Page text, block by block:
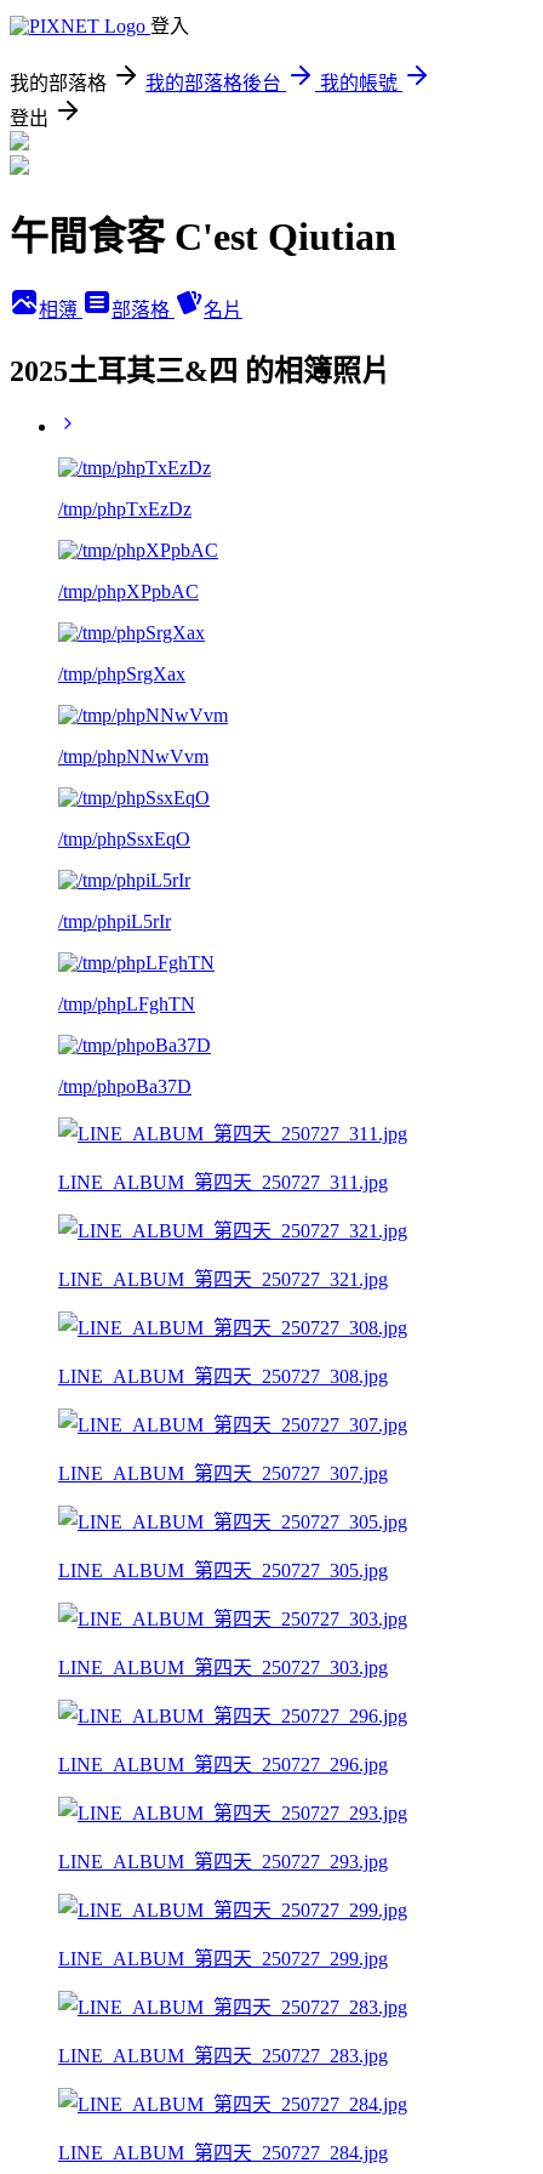
登入
我的部落格 我的部落格後台
我的帳號
登出
午間食客 C'est Qiutian
相簿 部落格 名片
2025土耳其三&四 的相簿照片
/tmp/phpTxEzDz
/tmp/phpXPpbAC
/tmp/phpSrgXax
/tmp/phpNNwVvm
/tmp/phpSsxEqO
/tmp/phpiL5rIr
/tmp/phpLFghTN
/tmp/phpoBa37D
LINE_ALBUM_第四天_250727_311.jpg
LINE_ALBUM_第四天_250727_321.jpg
LINE_ALBUM_第四天_250727_308.jpg
LINE_ALBUM_第四天_250727_307.jpg
LINE_ALBUM_第四天_250727_305.jpg
LINE_ALBUM_第四天_250727_303.jpg
LINE_ALBUM_第四天_250727_296.jpg
LINE_ALBUM_第四天_250727_293.jpg
LINE_ALBUM_第四天_250727_299.jpg
LINE_ALBUM_第四天_250727_283.jpg
LINE_ALBUM_第四天_250727_284.jpg